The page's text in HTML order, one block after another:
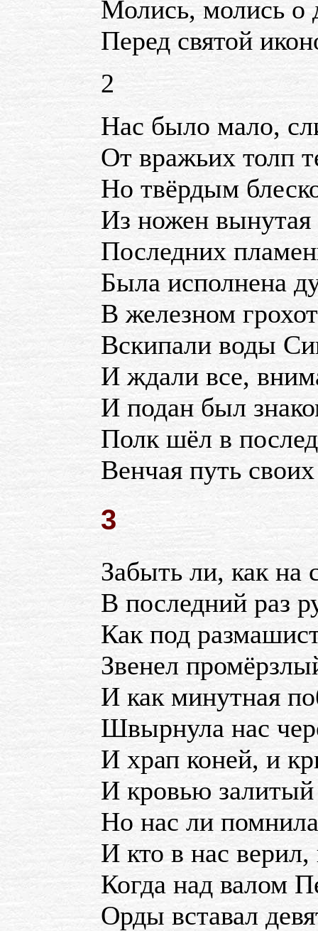
Молись, молись о
Перед святой
2
Нас было мало,
От вражьих толп
Но твёрдым
Из ножен вынутая
Последних
Была исполнена
В железном
Вскипали воды
И ждали все,
И подан был
Полк шёл в
Венчая путь
3
Забыть ли, как на
В последний раз
Как под
Звенел
И как минутная
Швырнула нас
И храп коней, и
И кровью залитый
Но нас ли
И кто в нас верил,
Когда над валом
Орды вставал